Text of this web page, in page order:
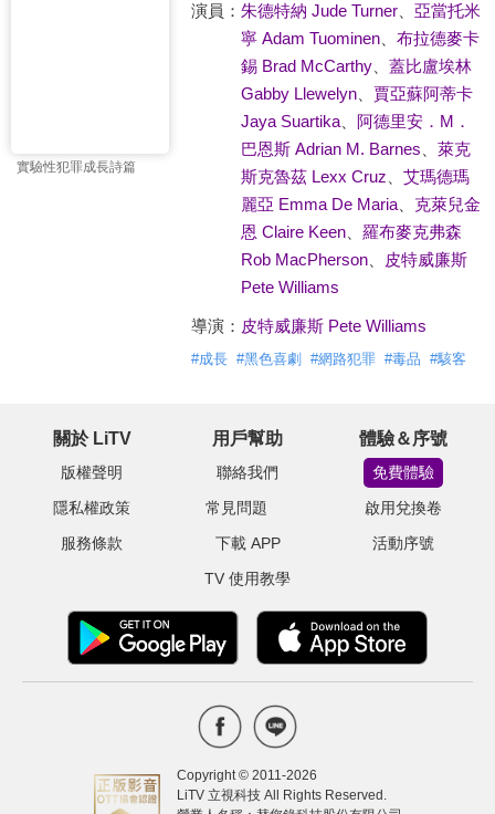
實驗性犯罪成長詩篇
演員： 朱德特納 Jude Turner、 亞當托米
寧 Adam Tuominen、 布拉德麥卡
錫 Brad McCarthy、 蓋比盧埃林
Gabby Llewelyn、 賈亞蘇阿蒂卡
Jaya Suartika、 阿德里安．M．
巴恩斯 Adrian M. Barnes
萊克
斯克魯茲 Lexx Cruz
艾瑪德瑪
麗亞 Emma De Maria、 克萊兒金
恩 Claire Keen、 羅布麥克弗森
Rob MacPherson、
皮特威廉斯
Pete Williams
導演： 皮特威廉斯 Pete Williams
#成長 #黑色喜劇 #網路犯罪 #毒品 #駭客
關於 LiTV
版權聲明
隱私權政策
服務條款
用戶幫助
聯絡我們
常見問題
下載 APP
TV 使用教學
體驗＆序號
免費體驗
啟用兌換卷
活動序號
Copyright © 2011-2026
LiTV 立視科技 All Rights Reserved.